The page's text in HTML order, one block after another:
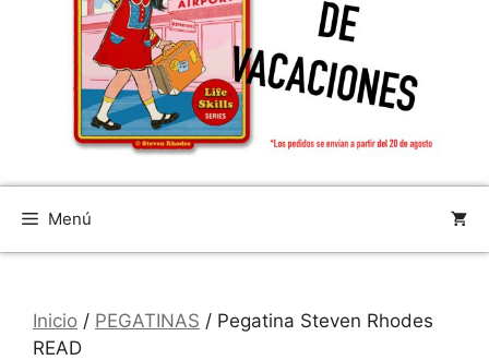
Menú
Inicio / PEGATINAS / Pegatina Steven Rhodes
READ